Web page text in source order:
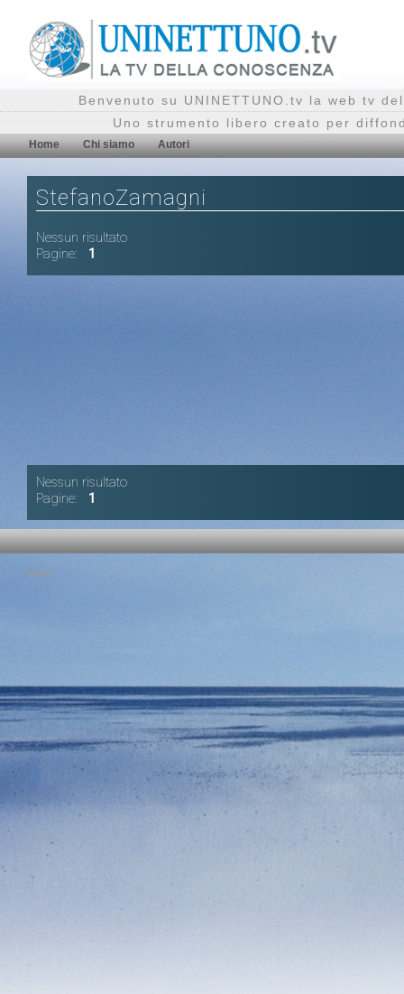
Benvenuto su UNINETTUNO.tv la web tv
Uno strumento libero creato per
Home Chi siamo Autori
StefanoZamagni
Nessun risultato
Pagine:
1
Nessun risultato
Pagine:
1
Privacy